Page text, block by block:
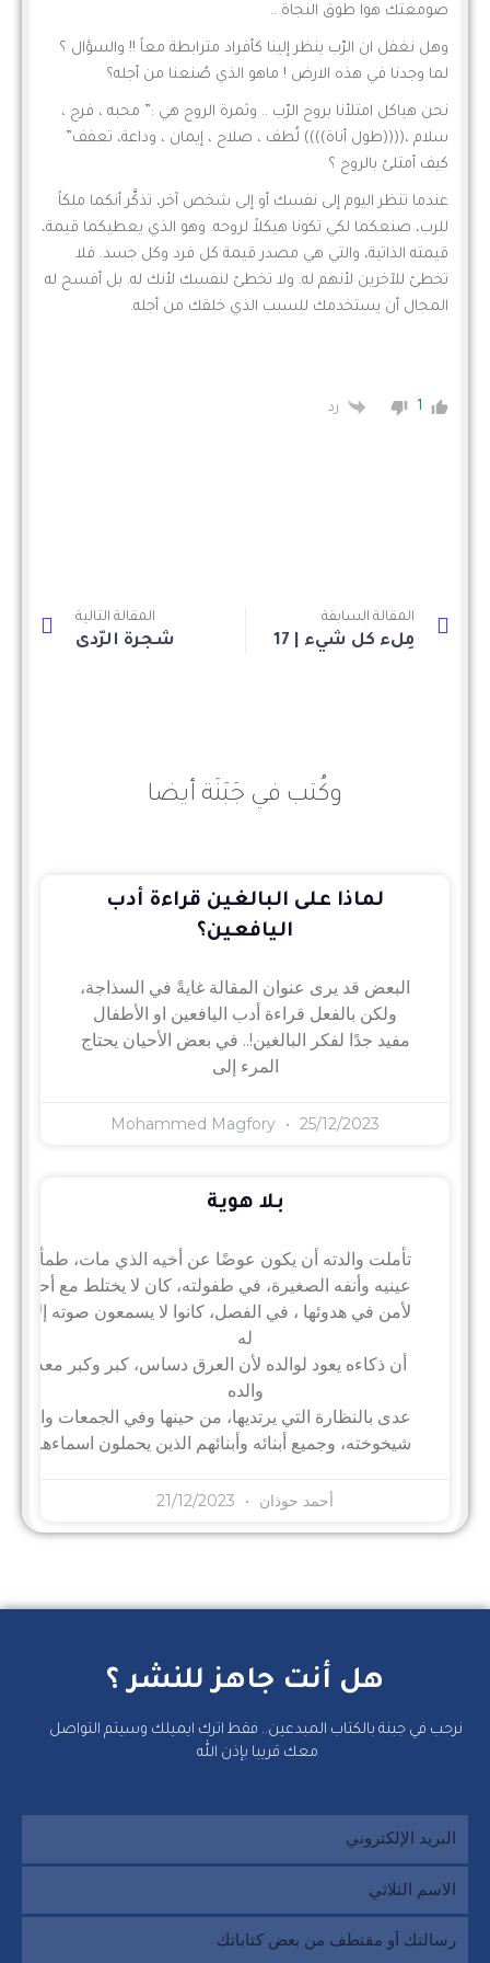
صومعتك هوا طوق النجاة ..
وهل نغفل ان الرّب ينظر إلينا كأفراد مترابطة معاً !! والسؤال ؟
لما وجدنا في هذه الارض ! ماهو الذي صُنعنا من أجله؟
نحن هياكل امتلأنا بروح الرّب .. وثمرة الروح هي :” محبه ، فرح ،
سلام ،((((طول أناة)))) لُطف ، صلاح ، إيمان ، وداعة، تعفف”
كيف أمتلئ بالروح ؟
عندما تنظر اليوم إلى نفسك أو إلى شخص آخر، تذكَّر أنكما ملكاً
للرب، صنعكما لكي تكونا هيكلاً لروحه. وهو الذي يعطيكما قيمة،
قيمته الذاتية، والتي هي مصدر قيمة كل فرد وكل جسد. فلا
تخطئ للآخرين لأنهم له. ولا تخطئ لنفسك لأنك له. بل أفسح له
المجال أن يستخدمك للسبب الذي خلقك من أجله.
1 رد
المقالة السابقة
مِلء كُل شيء | 17
المقالة التالية
شجرةُ الرَّدى
وكُتب في جَبَنَة أيضا
لماذا على البالغين قراءة أدب
اليافعين؟
البعض قد يرى عنوان المقالة غايةً في السذاجة،
ولكن بالفعل قراءة أدب اليافعين او الأطفال
مفيد جدًا لفكر البالغين!.. في بعض الأحيان يحتاج
المرء إلى
Mohammed Magfory 25/12/2023
بلا هوية
تأملت والدته أن يكون عوضًا عن أخيه الذي مات، طمأنها
عينيه وأنفه الصغيرة، في طفولته، كان لا يختلط مع أحد،
لأمن في هدوئها ، في الفصل، كانوا لا يسمعون صوته إلا
له
أن ذكاءه يعود لوالده لأن العرق دساس، كبر وكبر معه
والده
عدى بالنظارة التي يرتديها، من حينها وفي الجمعات
شيخوخته، وجميع أبنائه وأبنائهم الذين يحملون
أحمد حوذان
هل أنت جاهز للنشر ؟
نرحب في جبنة بالكتاب المبدعين.. فقط اترك ايميلك وسيتم التواصل
معك قريبا بإذن الله